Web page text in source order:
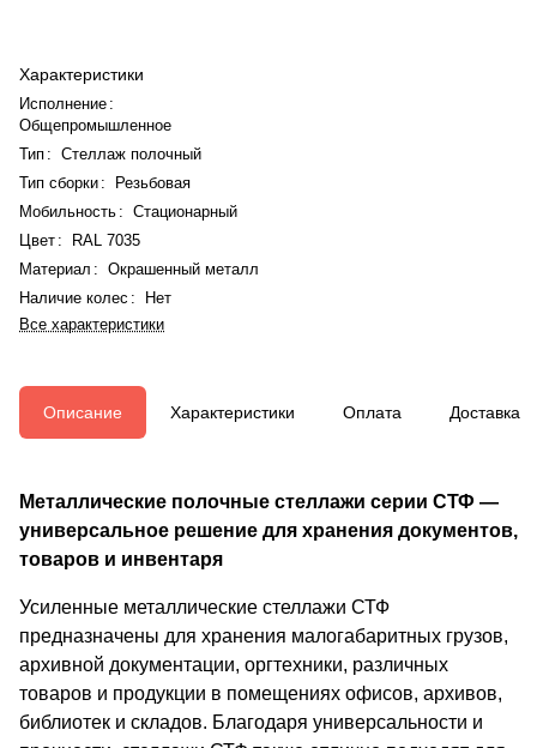
Характеристики
Исполнение :
Общепромышленное
Тип : Стеллаж полочный
Тип сборки:
Резьбовая
Мобильность : Стационарный
Цвет :
RAL 7035
Материал : Окрашенный металл
Наличие колес :
Нет
Все характеристики
Описание Характеристики Оплата Доставка
Металлические полочные стеллажи серии СТФ —
универсальное решение для хранения документов,
товаров и инвентаря
Усиленные металлические стеллажи СТФ
предназначены для хранения малогабаритных грузов,
архивной документации, оргтехники, различных
товаров и продукции в помещениях офисов, архивов,
библиотек и складов. Благодаря универсальности и